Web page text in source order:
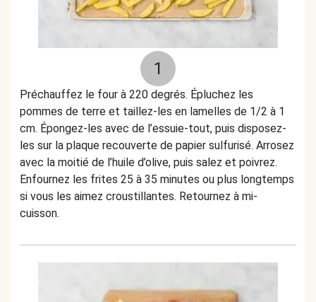
1
Préchauffez le four à 220 degrés. Épluchez les
pommes de terre et taillez-les en lamelles de 1/2 à 1
cm. Épongez-les avec de l’essuie-tout, puis disposez-
les sur la plaque recouverte de papier sulfurisé. Arrosez
avec la moitié de l’huile d’olive, puis salez et poivrez.
Enfournez les frites 25 à 35 minutes ou plus longtemps
si vous les aimez croustillantes. Retournez à mi-
cuisson.